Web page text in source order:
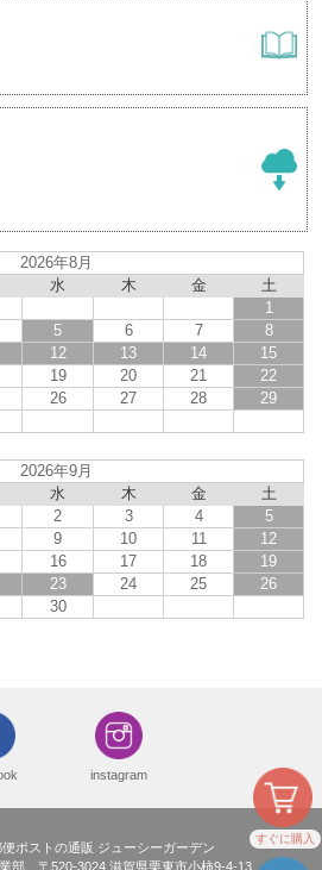
すぐに購入
2026年8月
水 木 金
土
1
5 6 7
8
12 13 14
15
19 20 21
22
26 27 28
29
2026年9月
水 木 金
土
2 3 4
5
9 10 11
12
16 17 18
19
23 24 25
26
30
instagram
ポストの通販 ジューシーガーデン
部 〒520-3024 滋賀県栗東市小柿9-4-13